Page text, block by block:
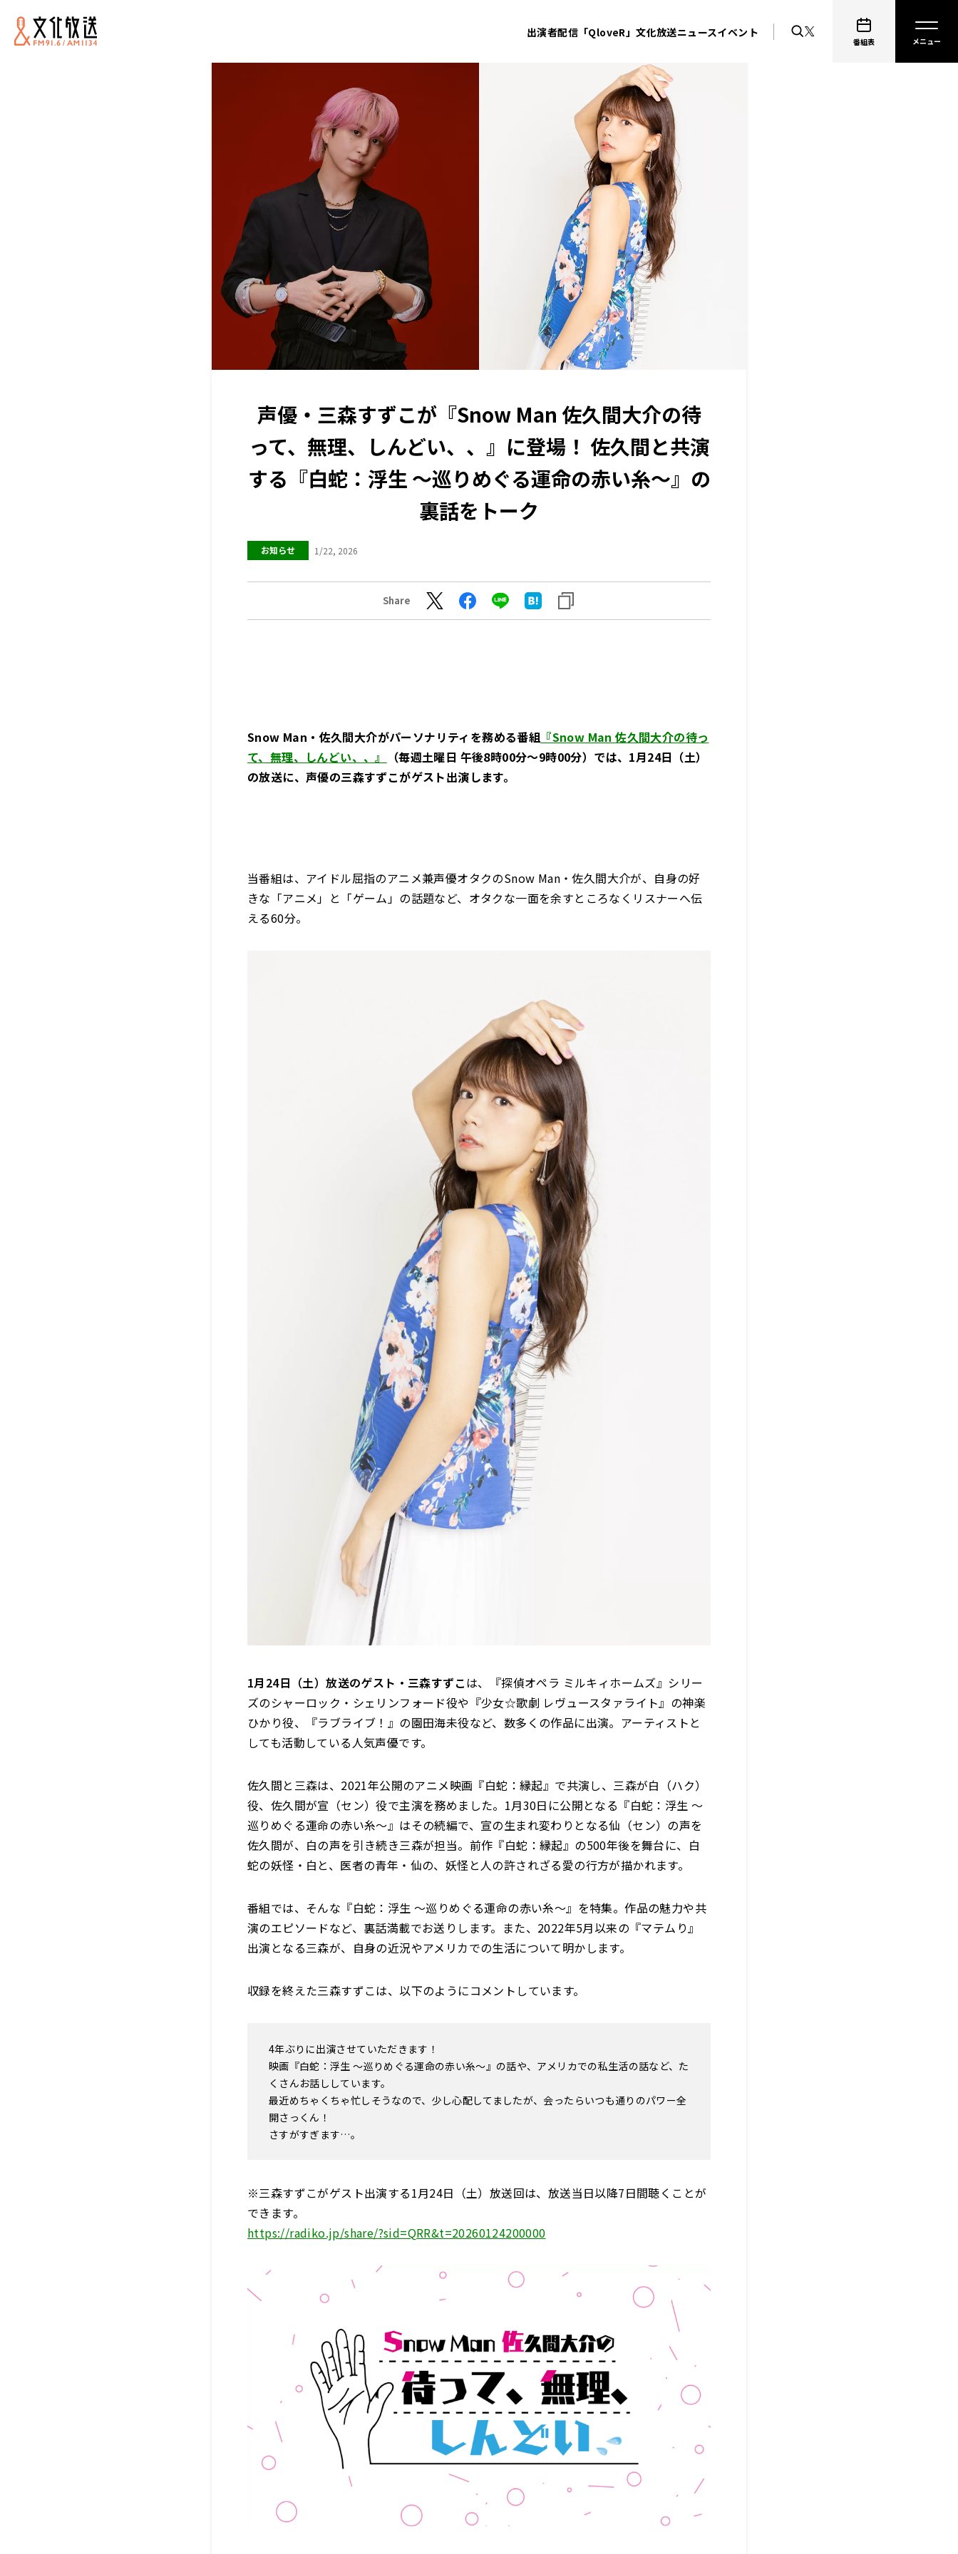
出演者配信「QloveR」文化放送ニュースイベント
番組表
声優・三森すずこが『Snow Man 佐久間大介の待
って、無理、しんどい、、』に登場！ 佐久間と共演
する『白蛇：浮生 ～巡りめぐる運命の赤い糸～』の
裏話をトーク
お知らせ 1/22, 2026
Share
Snow Man・佐久間大介がパーソナリティを務める番組 『Snow Man 佐久間大介の待っ
て、無理、しんどい、、』
（毎週土曜日 午後8時00分～9時00分）では、1月24日（土）
の放送に、声優の三森すずこがゲスト出演します。
当番組は、アイドル屈指のアニメ兼声優オタクのSnow Man・佐久間大介が、自身の好
きな「アニメ」と「ゲーム」の話題など、オタクな一面を余すところなくリスナーへ伝
える60分。
1月24日（土）放送のゲスト・三森すずこは、『探偵オペラ ミルキィホームズ』シリー
ズのシャーロック・シェリンフォード役や『少女☆歌劇 レヴュースタァライト』の神楽
ひかり役、『ラブライブ！』の園田海未役など、数多くの作品に出演。アーティストと
しても活動している人気声優です。
佐久間と三森は、2021年公開のアニメ映画『白蛇：縁起』で共演し、三森が白（ハク）
役、佐久間が宣（セン）役で主演を務めました。1月30日に公開となる『白蛇：浮生 ～
巡りめぐる運命の赤い糸～』はその続編で、宣の生まれ変わりとなる仙（セン）の声を
佐久間が、白の声を引き続き三森が担当。前作『白蛇：縁起』の500年後を舞台に、白
蛇の妖怪・白と、医者の青年・仙の、妖怪と人の許されざる愛の行方が描かれます。
番組では、そんな『白蛇：浮生 ～巡りめぐる運命の赤い糸～』を特集。作品の魅力や共
演のエピソードなど、裏話満載でお送りします。また、2022年5月以来の『マテムり』
出演となる三森が、自身の近況やアメリカでの生活について明かします。
収録を終えた三森すずこは、以下のようにコメントしています。
4年ぶりに出演させていただきます！
映画『白蛇：浮生 ～巡りめぐる運命の赤い糸～』の話や、アメリカでの私生活の話など、た
くさんお話ししています。
最近めちゃくちゃ忙しそうなので、少し心配してましたが、会ったらいつも通りのパワー全
開さっくん！
さすがすぎます…。
※三森すずこがゲスト出演する1月24日（土）放送回は、放送当日以降7日間聴くことが
できます。
https://radiko.jp/share/?sid=QRR&t=20260124200000